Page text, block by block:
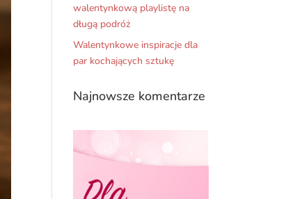
walentynkową playlistę na
długą podróż
Walentynkowe inspiracje dla
par kochających sztukę
Najnowsze komentarze